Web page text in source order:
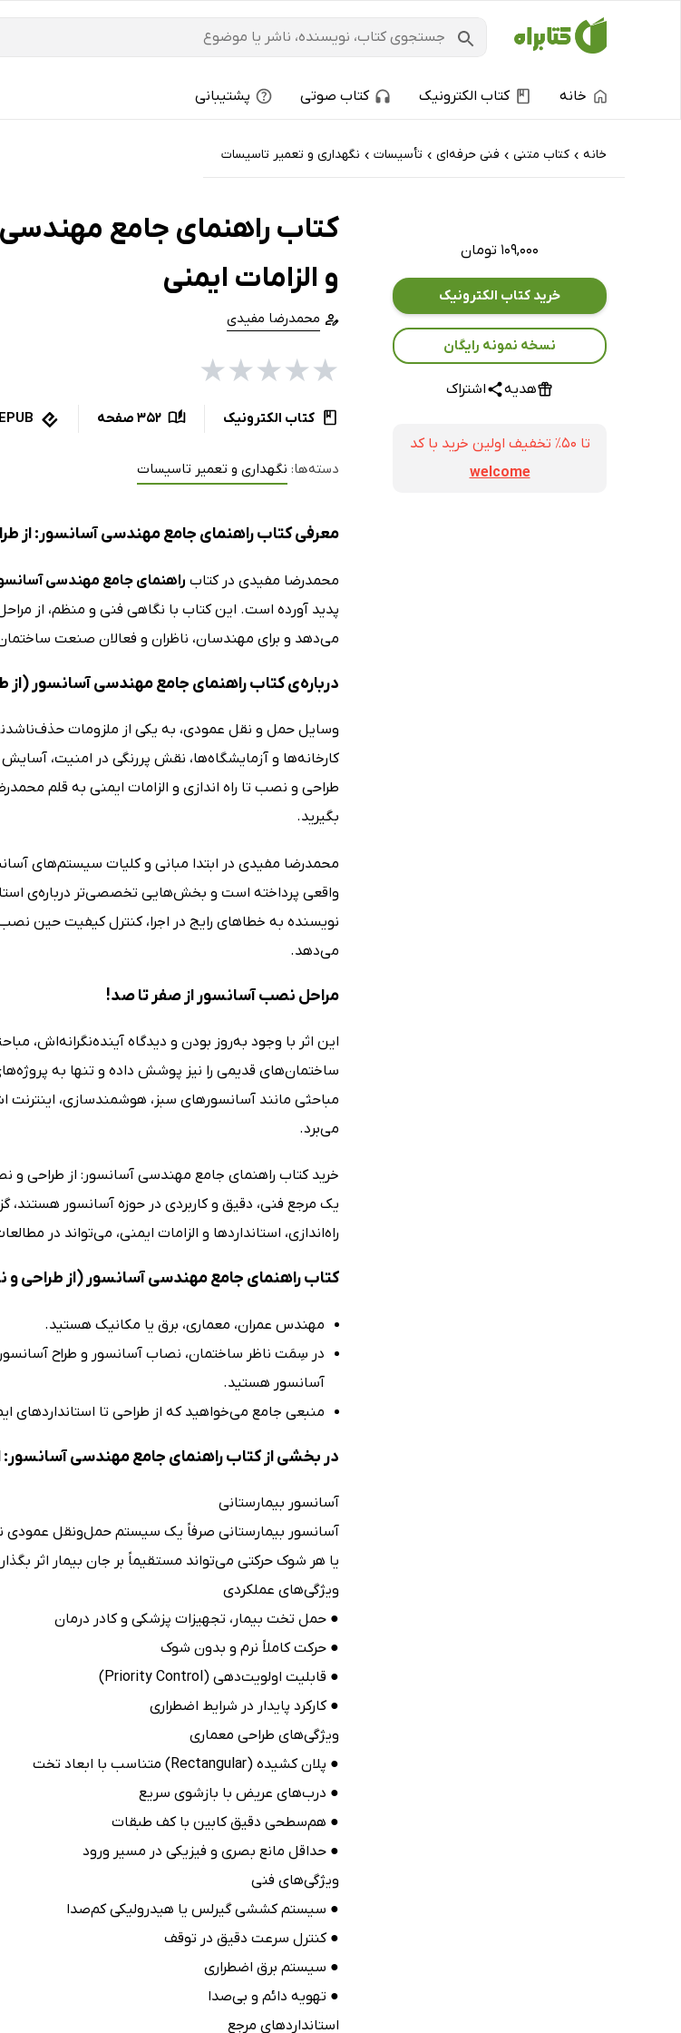
خانه کتاب الکترونیک کتاب صوتی پشتیبانی
خانه › کتاب‌ متنی › فنی حرفه‌ای › تأسيسات › نگهداری و تعمیر تاسیسات
۱۰۹,۰۰۰ تومان
خرید کتاب الکترونیک
نسخه نمونه رایگان
هدیه اشتراک
تا ۵۰٪ تخفیف اولین خرید با کد
welcome
کتاب راهنمای جامع مهندسی
و الزامات ایمنی
محمدرضا مفیدی
★
★
★
★
★
کتاب الکترونیک 352 صفحه EPUB
دسته‌ها: نگهداری و تعمیر تاسیسات
معرفی کتاب راهنمای جامع مهندسی آسانسور: از
محمدرضا مفیدی در کتاب راهنمای جامع مهندسی
پدید آورده است. این کتاب با نگاهی فنی و منظم، از
می‌دهد و برای مهندسان، ناظران و فعالان صنعت
درباره‌ی کتاب راهنمای جامع مهندسی آسانسور (از
وسایل حمل و نقل عمودی، به یکی از ملزومات حذف‌ناشدنی
کارخانه‌ها و آزمایشگاه‌ها، نقش پررنگی در امنیت،
طراحی و نصب تا راه اندازی و الزامات ایمنی به قلم
بگیرید.
محمدرضا مفیدی در ابتدا مبانی و کلیات سیستم‌های
واقعی پرداخته است و بخش‌هایی تخصصی‌تر درباره‌ی
نویسنده به خطاهای رایج در اجرا، کنترل کیفیت حین
می‌دهد.
مراحل نصب آسانسور از صفر تا صد!
این اثر با وجود به‌روز بودن و دیدگاه
ساختمان‌های قدیمی را نیز پوشش داده و تنها به
مباحثی مانند آسانسورهای سبز، هوشمندسازی، اینترنت
می‌برد.
خرید کتاب راهنمای جامع مهندسی آسانسور: از طراحی و
یک مرجع فنی، دقیق و کاربردی در حوزه آسانسور
راه‌اندازی، استانداردها و الزامات ایمنی، می‌تواند در
کتاب راهنمای جامع مهندسی آسانسور (از طراحی و
مهندس عمران، معماری، برق یا مکانیک هستید.
در سِمَت ناظر ساختمان، نصاب آسانسور و طراح
آسانسور هستید.
منبعی جامع می‌خواهید که از طراحی تا استانداردهای
در بخشی از کتاب راهنمای جامع مهندسی آسانسور:
آسانسور بیمارستانی
آسانسور بیمارستانی صرفاً یک سیستم حمل‌ونقل عمودی
یا هر شوک حرکتی می‌تواند مستقیماً بر جان بیمار اثر
ویژگی‌های عملکردی
● حمل تخت بیمار، تجهیزات پزشکی و کادر درمان
● حرکت کاملاً نرم و بدون شوک
● قابلیت اولویت‌دهی (Priority Control)
● کارکرد پایدار در شرایط اضطراری
ویژگی‌های طراحی معماری
● پلان کشیده (Rectangular) متناسب با ابعاد تخت
● درب‌های عریض با بازشوی سریع
● هم‌سطحی دقیق کابین با کف طبقات
● حداقل مانع بصری و فیزیکی در مسیر ورود
ویژگی‌های فنی
● سیستم کششی گیرلس یا هیدرولیکی کم‌صدا
● کنترل سرعت دقیق در توقف
● سیستم برق اضطراری
● تهویه دائم و بی‌صدا
استانداردهای مرجع